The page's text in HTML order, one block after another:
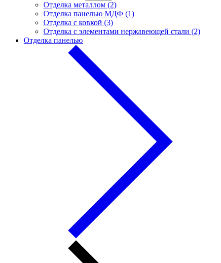
Отделка металлом (2)
Отделка панелью МДФ (1)
Отделка с ковкой (3)
Отделка с элементами нержавеющей стали (2)
Отделка панелью